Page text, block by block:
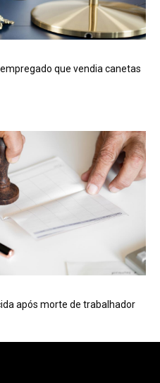
que vendia canetas
após morte de trabalhador